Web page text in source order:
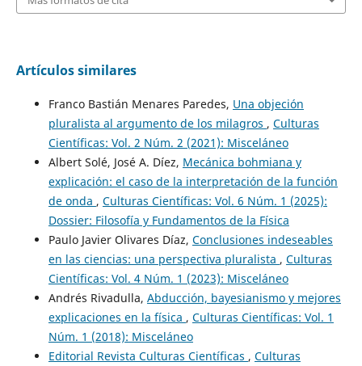
Artículos similares
Franco Bastián Menares Paredes, Una objeción
pluralista al argumento de los milagros , Culturas
Científicas: Vol. 2 Núm. 2 (2021): Misceláneo
Albert Solé, José A. Díez, Mecánica bohmiana y
explicación: el caso de la interpretación de la función
de onda , Culturas Científicas: Vol. 6 Núm. 1 (2025):
Dossier: Filosofía y Fundamentos de la Física
Paulo Javier Olivares Díaz, Conclusiones indeseables
en las ciencias: una perspectiva pluralista , Culturas
Científicas: Vol. 4 Núm. 1 (2023): Misceláneo
Andrés Rivadulla, Abducción, bayesianismo y mejores
explicaciones en la física , Culturas Científicas: Vol. 1
Núm. 1 (2018): Misceláneo
Editorial Revista Culturas Científicas , Culturas